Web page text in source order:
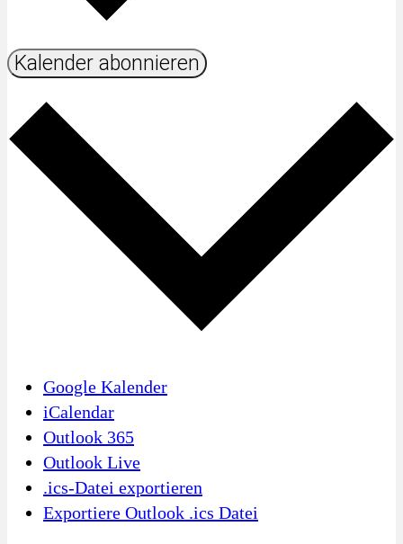
Kalender abonnieren
Google Kalender
iCalendar
Outlook 365
Outlook Live
.ics-Datei exportieren
Exportiere Outlook .ics Datei